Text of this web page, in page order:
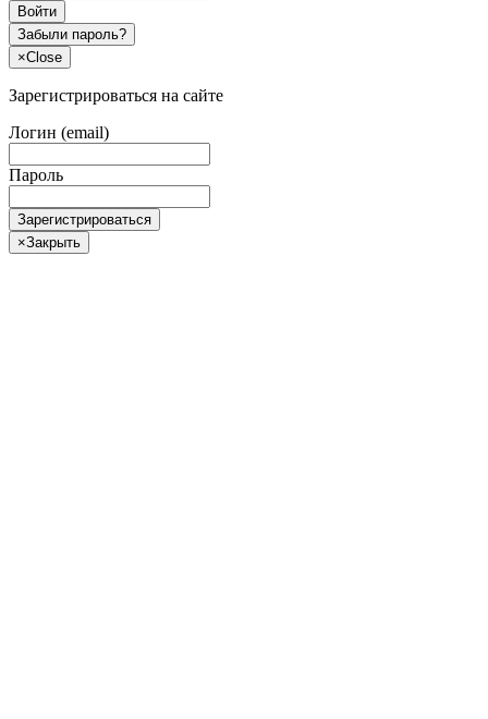
Войти
Забыли пароль?
×Close
Зарегистрироваться на сайте
Логин (email)
Пароль
Зарегистрироваться
×Закрыть